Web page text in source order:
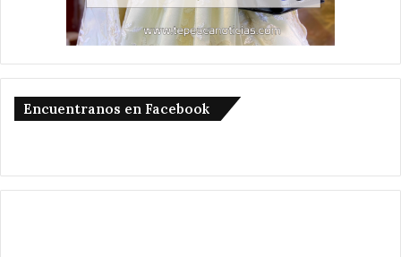
Encuentranos en Facebook